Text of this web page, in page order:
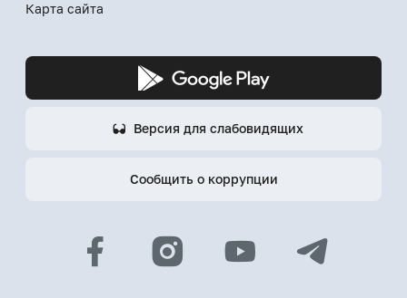
Карта сайта
Версия для слабовидящих
Сообщить о коррупции